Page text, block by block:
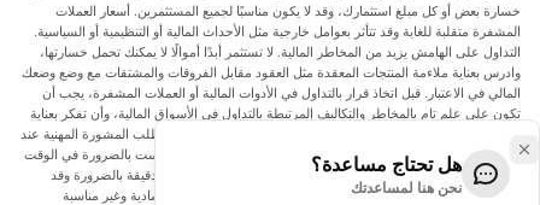
خسارة بعض أو كل مبلغ استثمارك، وقد لا يكون مناسبًا لجميع المستثمرين. أسعار العملات
المشفرة متقلبة للغاية وقد تتأثر بعوامل خارجية مثل الأحداث المالية أو التنظيمية أو السياسية.
التداول على الهامش يزيد من المخاطر المالية. لا تستثمر أبدًا أموالًا لا يمكنك تحمل خسارتها،
وادرس بعناية ملاءمة المنتجات المعقدة مثل العقود مقابل الفروقات والمشتقات مع وضع وضعك
المالي في الاعتبار. قبل اتخاذ قرار بالتداول في الأدوات المالية أو العملات المشفرة، يجب أن
تكون على علم تام بالمخاطر والتكاليف المرتبطة بالتداول في الأسواق المالية، وأن تفكر بعناية
في أهدافك الاستثمارية ومستوى خبرتك ورغبتك في المخاطرة، وأن تطلب المشورة المهنية عند
الحاجة. تود Arincen أن تذكرك بأن البيانات الواردة في هذا الموقع ليست بالضرورة في الوقت
الفعلي وليست دقيقة. البيانات والأسعار الموجودة على الموقع ليست دقيقة بالضرورة وقد
تختلف عن السعر الفعلي في أي سوق معينة، مما يعني أن الأسعار إرشادية وغير مناسبة
هل تحتاج مساعدة؟
نحن هنا لمساعدتك